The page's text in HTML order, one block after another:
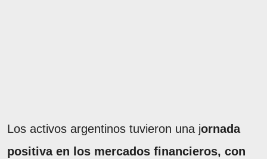
Los activos argentinos tuvieron una jornada
positiva en los mercados financieros, con